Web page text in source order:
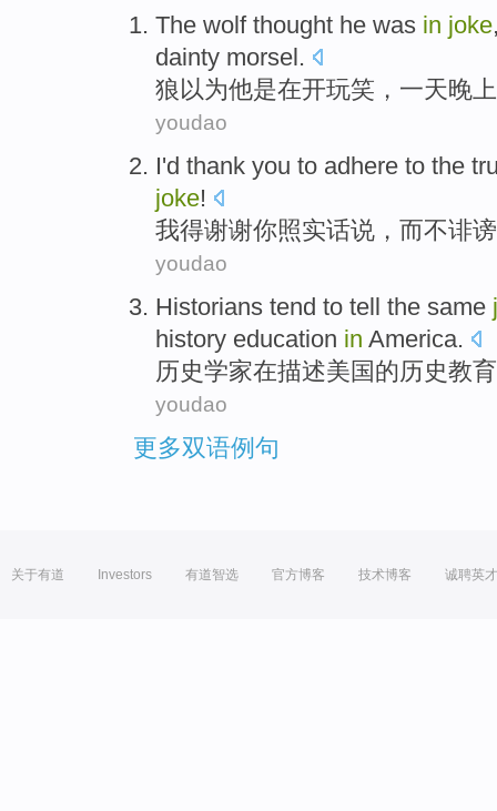
The wolf thought he was in joke
dainty morsel.
狼以为他是在开玩笑 ， 一天晚上
youdao
I'd thank you to adhere to the
joke!
我得谢谢你照实话说， 而不诽谤
youdao
Historians tend to tell the same
history education in America.
历史学家在描述美国的 历史教育
youdao
更多双语例句
关于有道 Investors 有道智选 官方博客 技术博客 诚聘英才